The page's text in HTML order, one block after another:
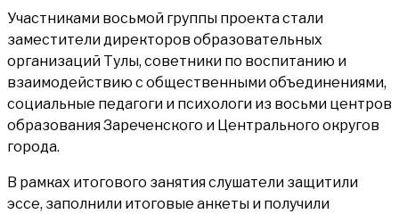
Участниками восьмой группы проекта стали
заместители директоров образовательных
организаций Тулы, советники по воспитанию и
взаимодействию с общественными объединениями,
социальные педагоги и психологи из восьми центров
образования Зареченского и Центрального округов
города.
В рамках итогового занятия слушатели защитили
эссе, заполнили итоговые анкеты и получили